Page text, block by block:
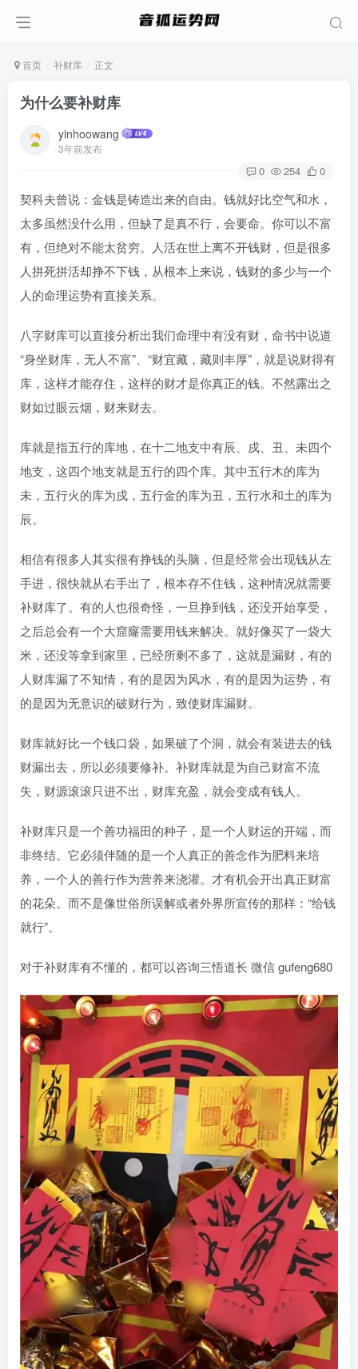
首页 补财库 正文
为什么要补财库
yinhoowang
3年前发布
0 254 0
契科夫曾说：金钱是铸造出来的自由。钱就好比空气和水，
太多虽然没什么用，但缺了是真不行，会要命。你可以不富
有，但绝对不能太贫穷。人活在世上离不开钱财，但是很多
人拼死拼活却挣不下钱，从根本上来说，钱财的多少与一个
人的命理运势有直接关系。
八字财库可以直接分析出我们命理中有没有财，命书中说道
“身坐财库，无人不富”、“财宜藏，藏则丰厚”，就是说财得有
库，这样才能存住，这样的财才是你真正的钱。不然露出之
财如过眼云烟，财来财去。
库就是指五行的库地，在十二地支中有辰、戍、丑、未四个
地支，这四个地支就是五行的四个库。其中五行木的库为
未，五行火的库为戍，五行金的库为丑，五行水和土的库为
辰。
相信有很多人其实很有挣钱的头脑，但是经常会出现钱从左
手进，很快就从右手出了，根本存不住钱，这种情况就需要
补财库了。有的人也很奇怪，一旦挣到钱，还没开始享受，
之后总会有一个大窟窿需要用钱来解决。就好像买了一袋大
米，还没等拿到家里，已经所剩不多了，这就是漏财，有的
人财库漏了不知情，有的是因为风水，有的是因为运势，有
的是因为无意识的破财行为，致使财库漏财。
财库就好比一个钱口袋，如果破了个洞，就会有装进去的钱
财漏出去，所以必须要修补。补财库就是为自己财富不流
失，财源滚滚只进不出，财库充盈，就会变成有钱人。
补财库只是一个善功福田的种子，是一个人财运的开端，而
非终结。它必须伴随的是一个人真正的善念作为肥料来培
养，一个人的善行作为营养来浇灌。才有机会开出真正财富
的花朵。而不是像世俗所误解或者外界所宣传的那样：“给钱
就行”。
对于补财库有不懂的，都可以咨询三悟道长 微信 gufeng680